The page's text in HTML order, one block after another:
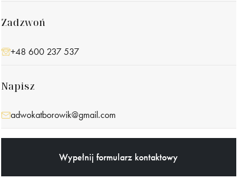
Zadzwoń
+48 600 237 537
Napisz
adwokatborowik@gmail.com
Wypełnij formularz kontaktowy